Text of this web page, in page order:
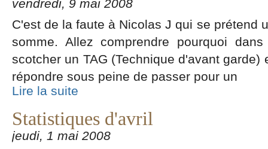
vendredi, 9 mai 2008
C'est de la faute à Nicolas J qui se prétend
somme. Allez comprendre pourquoi
scotcher un TAG (Technique d'avant
répondre sous peine de passer pour un
Lire la suite
Statistiques d'avril
jeudi, 1 mai 2008